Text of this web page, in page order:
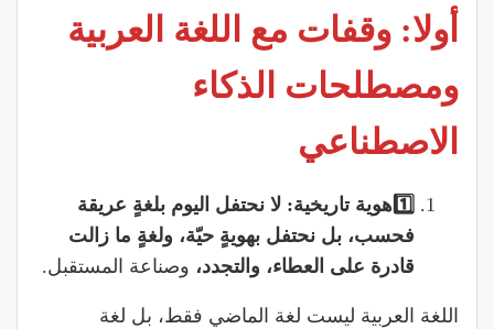
أولا: وقفات مع اللغة العربية
ومصطلحات الذكاء
الاصطناعي
1️⃣هوية تاريخية: لا نحتفل اليوم بلغةٍ عريقة
فحسب، بل نحتفل بهويةٍ حيّة، ولغةٍ ما زالت
قادرة على العطاء، والتجدد، وصناعة المستقبل.
اللغة العربية ليست لغة الماضي فقط، بل لغة